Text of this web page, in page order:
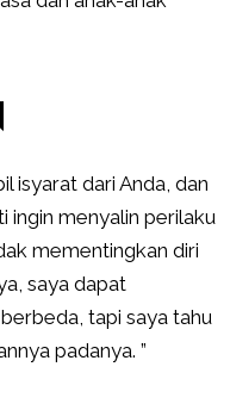
isyarat dari Anda, dan
ingin menyalin perilaku
mementingkan diri
saya dapat
tapi saya tahu
padanya. ”